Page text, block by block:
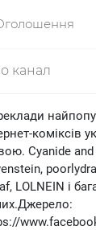
канал
коміксів
Cyanide and
LOLNEIN і